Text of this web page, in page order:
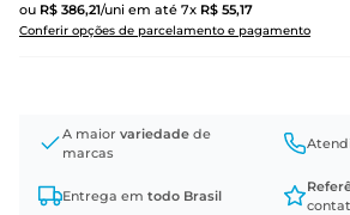
ou R$ 386,21/uni em até 7x R$ 55,17
Conferir opções de parcelamento e pagamento
A maior variedade de
marcas
Entrega em todo Brasil